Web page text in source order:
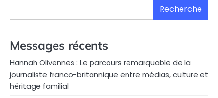
Recherche
Messages récents
Hannah Olivennes : Le parcours remarquable de la
journaliste franco-britannique entre médias, culture et
héritage familial